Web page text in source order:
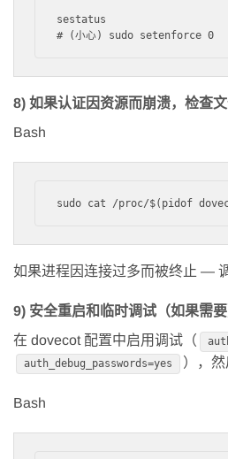
sestatus
8) 如果认证因资源而崩溃，检查
Bash
如果进程因连接过多而被终止 —
9) 安全重启和临时调试（如果需要
在 dovecot 配置中启用调试（
auth_debug_passwords=yes ），然
Bash